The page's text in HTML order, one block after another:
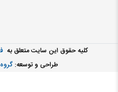
کليه حقوق اين سايت متعلق به
طراحی و توسعه: